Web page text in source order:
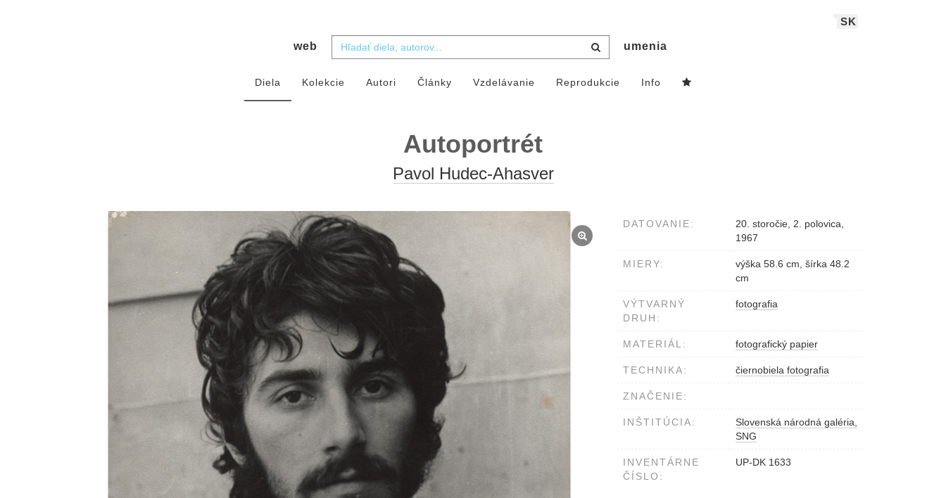
SK
web umenia
Diela Kolekcie Autori Články Vzdelávanie Reprodukcie Info
Autoportrét
Pavol Hudec-Ahasver
DATOVANIE:
20. storočie, 2. polovica,
1967
MIERY:
výška 58.6 cm, šírka 48.2
cm
VÝTVARNÝ
DRUH:
fotografia
MATERIÁL: fotografický papier
TECHNIKA: čiernobiela fotografia
ZNAČENIE:
INŠTITÚCIA:
Slovenská národná galéria,
SNG
INVENTÁRNE
ČÍSLO:
UP-DK 1633